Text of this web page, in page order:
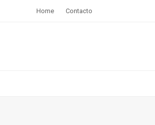
Home Contacto